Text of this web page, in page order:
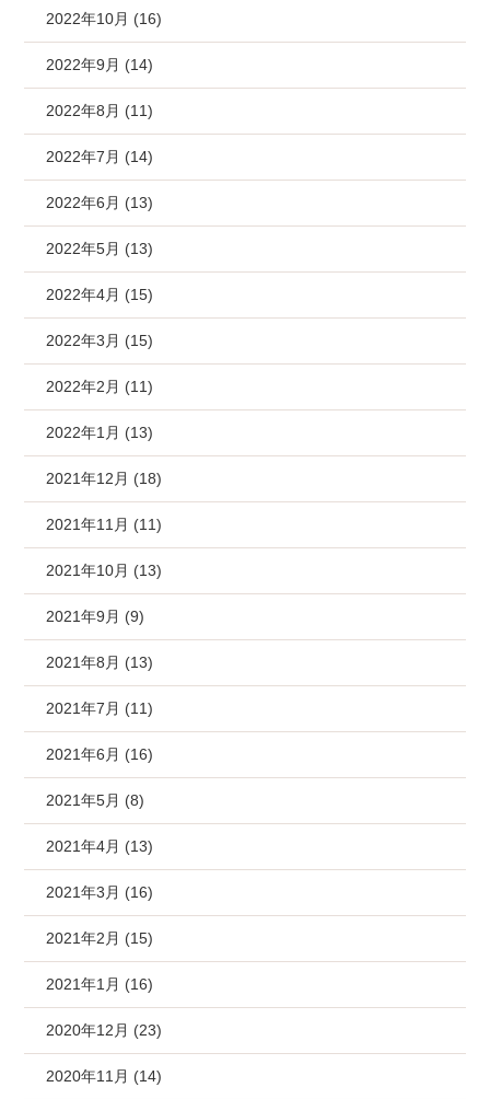
2022年10月 (16)
2022年9月 (14)
2022年8月 (11)
2022年7月 (14)
2022年6月 (13)
2022年5月 (13)
2022年4月 (15)
2022年3月 (15)
2022年2月 (11)
2022年1月 (13)
2021年12月 (18)
2021年11月 (11)
2021年10月 (13)
2021年9月 (9)
2021年8月 (13)
2021年7月 (11)
2021年6月 (16)
2021年5月 (8)
2021年4月 (13)
2021年3月 (16)
2021年2月 (15)
2021年1月 (16)
2020年12月 (23)
2020年11月 (14)